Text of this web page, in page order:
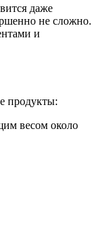
даже
не сложно.
и
продукты:
весом около